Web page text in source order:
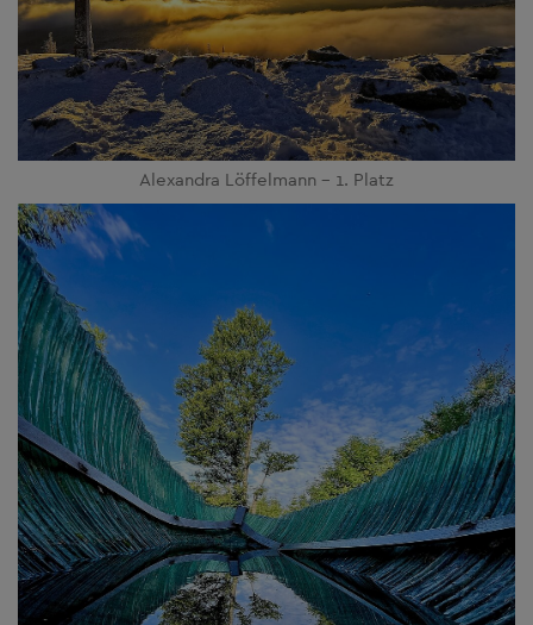
Alexandra Löffelmann - 1. Platz